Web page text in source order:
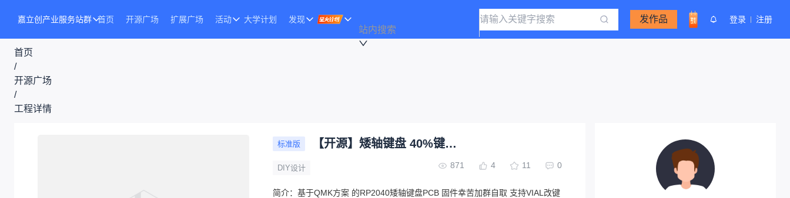
嘉立创产业服务站群 首页 开源广场 扩展广场 活动 大学计划 发现
站内搜索
发作品 登录 注册
首页
/
开源广场
/
工程详情
标准版 【开源】矮轴键盘 40%键盘 客制化键盘 FR40 R2
DIY设计 871 4 11 0
简介： 基于QMK方案 的RP2040矮轴键盘PCB 固件幸苦加群自取 支持VIAL改键